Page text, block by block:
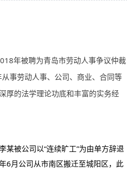
年被聘为青岛市劳动人事争议仲裁
事劳动人事、公司、商业、合同等
厚的法学理论功底和丰富的实务经
某被公司以“连续旷工”为由单方辞退
6月公司从市南区搬迁至城阳区，此